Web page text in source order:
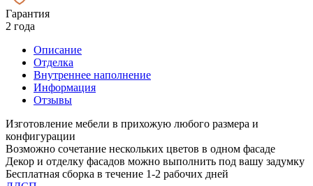
Гарантия
2 года
Описание
Отделка
Внутреннее наполнение
Информация
Отзывы
Изготовление мебели в прихожую любого размера и
конфигурации
Возможно сочетание нескольких цветов в одном фасаде
Декор и отделку фасадов можно выполнить под вашу задумку
Бесплатная сборка в течение 1-2 рабочих дней